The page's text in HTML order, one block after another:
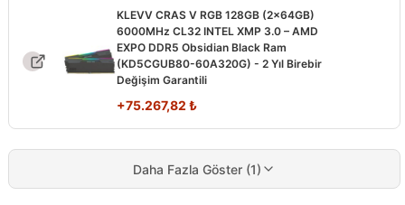
KLEVV CRAS V RGB 128GB (2x64GB)
6000MHz CL32 INTEL XMP 3.0 – AMD
EXPO DDR5 Obsidian Black Ram
(KD5CGUB80-60A320G) - 2 Yıl Birebir
Değişim Garantili
+75.267,82 ₺
Daha Fazla Göster (1)